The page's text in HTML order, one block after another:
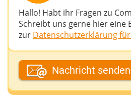
Hallo! Habt ihr Fragen zu
Schreibt uns gerne hier eine
zur Datenschutzerklärung
Dein Fantasiename
Nachricht senden